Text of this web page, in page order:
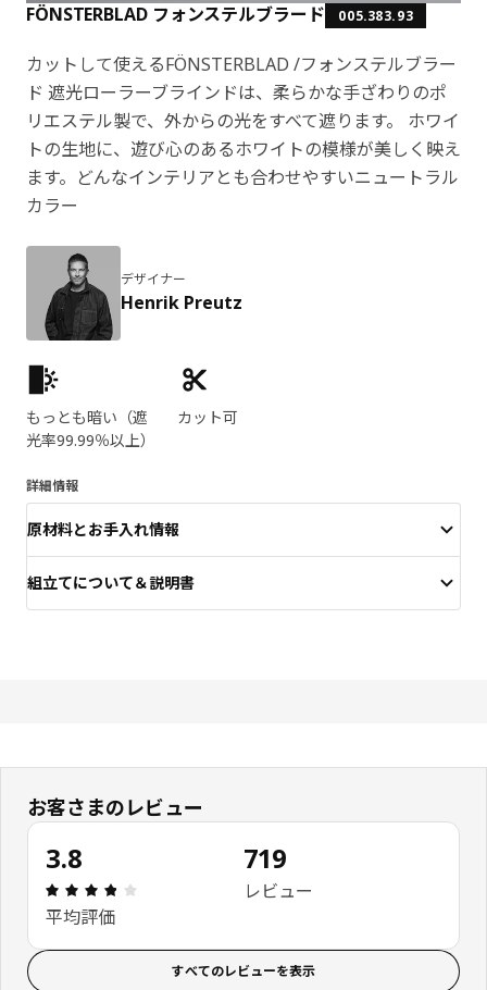
FÖNSTERBLAD フォンステルブラード 005.383.93
カットして使えるFÖNSTERBLAD /フォンステルブラー
ド 遮光ローラーブラインドは、柔らかな手ざわりのポ
リエステル製で、外からの光をすべて遮ります。 ホワイ
トの生地に、遊び心のあるホワイトの模様が美しく映え
ます。どんなインテリアとも合わせやすいニュートラル
カラー
デザイナー
Henrik Preutz
製品の特徴
もっとも暗い（遮
光率99.99％以上）
カット可
詳細情報
原材料とお手入れ情報
組立てについて＆説明書
お客さまのレビュー
3.8
レビュー: 3.8 5 星の数 総レビュー: 719
平均評価
719
レビュー
すべてのレビューを表示